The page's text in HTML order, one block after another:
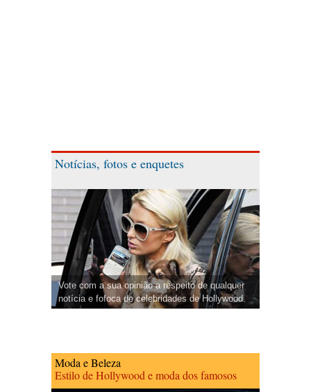
Notícias, fotos e enquetes
Vote com a sua opinião a respeito de qualquer
notícia e fofoca de celebridades de Hollywood.
Moda e Beleza
Estilo de Hollywood e moda dos famosos